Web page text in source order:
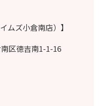
ムズ小倉南店）】
区徳吉南1-1-16